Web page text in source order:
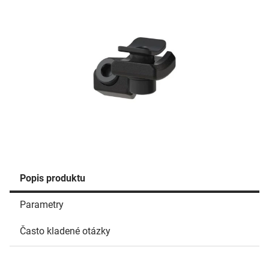
Popis produktu
Parametry
Často kladené otázky